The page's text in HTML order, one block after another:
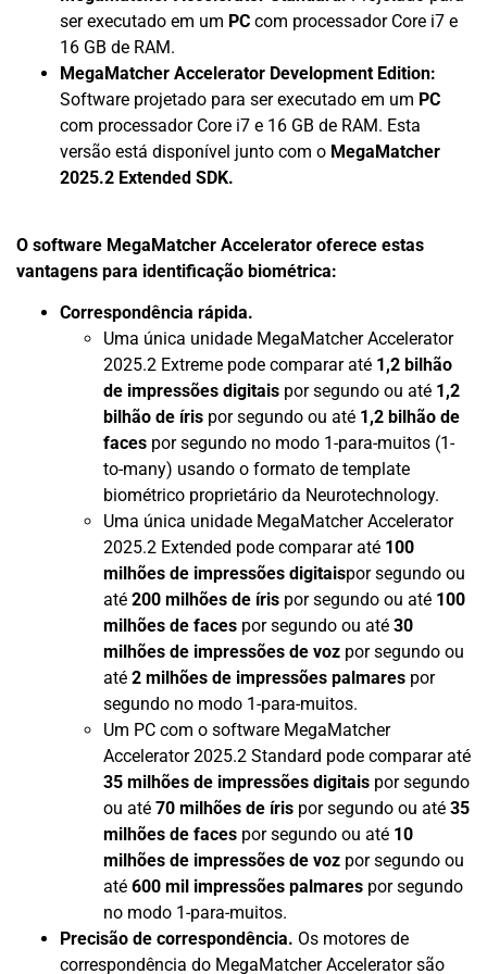
ser executado em um PC com processador Core i7 e
16 GB de RAM.
MegaMatcher Accelerator Development Edition:
Software projetado para ser executado em um PC
com processador Core i7 e 16 GB de RAM. Esta
versão está disponível junto com o MegaMatcher
2025.2 Extended SDK.
O software MegaMatcher Accelerator oferece estas
vantagens para identificação biométrica:
Correspondência rápida.
Uma única unidade MegaMatcher Accelerator
2025.2 Extreme pode comparar até 1,2 bilhão
de impressões digitais por segundo ou até 1,2
bilhão de íris por segundo ou até 1,2 bilhão de
faces por segundo no modo 1-para-muitos (1-
to-many) usando o formato de template
biométrico proprietário da Neurotechnology.
Uma única unidade MegaMatcher Accelerator
2025.2 Extended pode comparar até 100
milhões de impressões digitaispor segundo ou
até 200 milhões de íris por segundo ou até 100
milhões de faces por segundo ou até 30
milhões de impressões de voz por segundo ou
até 2 milhões de impressões palmares por
segundo no modo 1-para-muitos.
Um PC com o software MegaMatcher
Accelerator 2025.2 Standard pode comparar até
35 milhões de impressões digitais por segundo
ou até 70 milhões de íris por segundo ou até 35
milhões de faces por segundo ou até 10
milhões de impressões de voz por segundo ou
até 600 mil impressões palmares por segundo
no modo 1-para-muitos.
Precisão de correspondência. Os motores de
correspondência do MegaMatcher Accelerator são